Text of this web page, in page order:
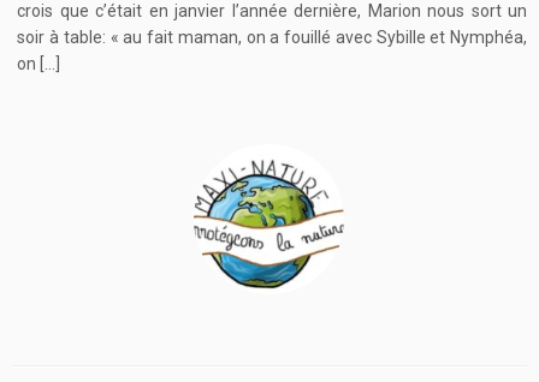
crois que c’était en janvier l’année dernière, Marion nous sort un
soir à table: « au fait maman, on a fouillé avec Sybille et Nymphéa,
on […]